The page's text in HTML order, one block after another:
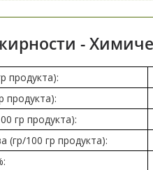
-
продукта):
продукта):
гр продукта):
(гр/100 гр продукта):